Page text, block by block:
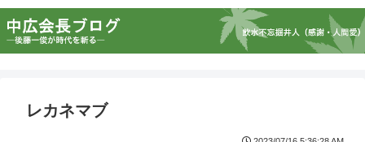
レカネマブ